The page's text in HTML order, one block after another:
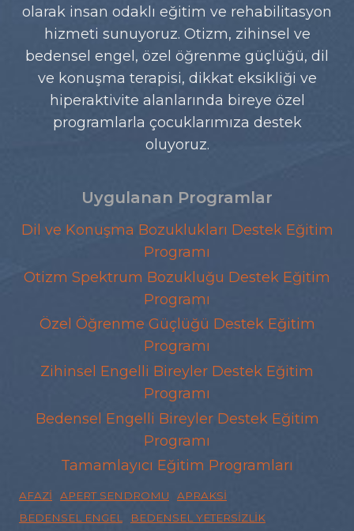
olarak insan odaklı eğitim ve rehabilitasyon
hizmeti sunuyoruz. Otizm, zihinsel ve
bedensel engel, özel öğrenme güçlüğü, dil
ve konuşma terapisi, dikkat eksikliği ve
hiperaktivite alanlarında bireye özel
programlarla çocuklarımıza destek
oluyoruz.
Uygulanan Programlar
Dil ve Konuşma Bozuklukları Destek Eğitim
Programı
Otizm Spektrum Bozukluğu Destek Eğitim
Programı
Özel Öğrenme Güçlüğü Destek Eğitim
Programı
Zihinsel Engelli Bireyler Destek Eğitim
Programı
Bedensel Engelli Bireyler Destek Eğitim
Programı
Tamamlayıcı Eğitim Programları
AFAZI APERT SENDROMU
APRAKSI
BEDENSEL ENGEL
BEDENSEL YETERSIZLIK